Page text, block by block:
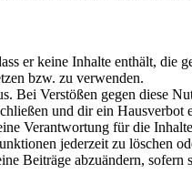
er keine Inhalte enthält, die
bzw. zu verwenden.
Bei Verstößen gegen diese
und dir ein Hausverbot
Verantwortung für die
jederzeit zu löschen
Beiträge abzuändern,